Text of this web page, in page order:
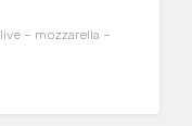
– mozzarella –